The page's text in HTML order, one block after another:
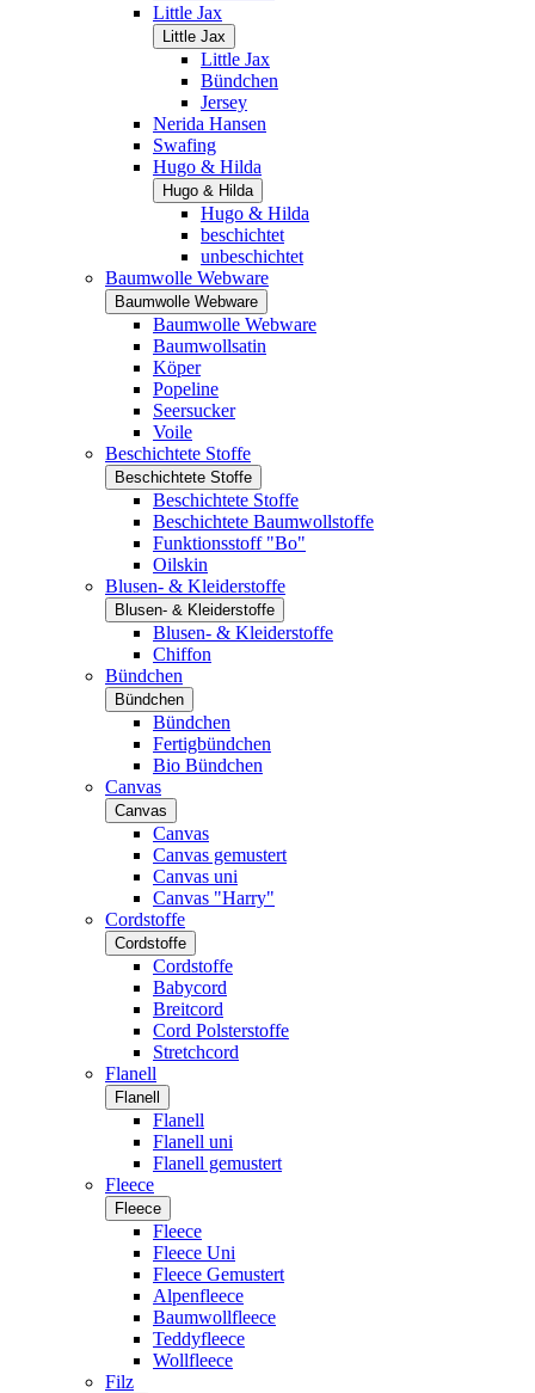
Little Jax
Little Jax
Little Jax
Bündchen
Jersey
Nerida Hansen
Swafing
Hugo & Hilda
Hugo & Hilda
Hugo & Hilda
beschichtet
unbeschichtet
Baumwolle Webware
Baumwolle Webware
Baumwolle Webware
Baumwollsatin
Köper
Popeline
Seersucker
Voile
Beschichtete Stoffe
Beschichtete Stoffe
Beschichtete Stoffe
Beschichtete Baumwollstoffe
Funktionsstoff "Bo"
Oilskin
Blusen- & Kleiderstoffe
Blusen- & Kleiderstoffe
Blusen- & Kleiderstoffe
Chiffon
Bündchen
Bündchen
Bündchen
Fertigbündchen
Bio Bündchen
Canvas
Canvas
Canvas
Canvas gemustert
Canvas uni
Canvas "Harry"
Cordstoffe
Cordstoffe
Cordstoffe
Babycord
Breitcord
Cord Polsterstoffe
Stretchcord
Flanell
Flanell
Flanell
Flanell uni
Flanell gemustert
Fleece
Fleece
Fleece
Fleece Uni
Fleece Gemustert
Alpenfleece
Baumwollfleece
Teddyfleece
Wollfleece
Filz